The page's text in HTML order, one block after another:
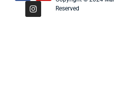
Reserved